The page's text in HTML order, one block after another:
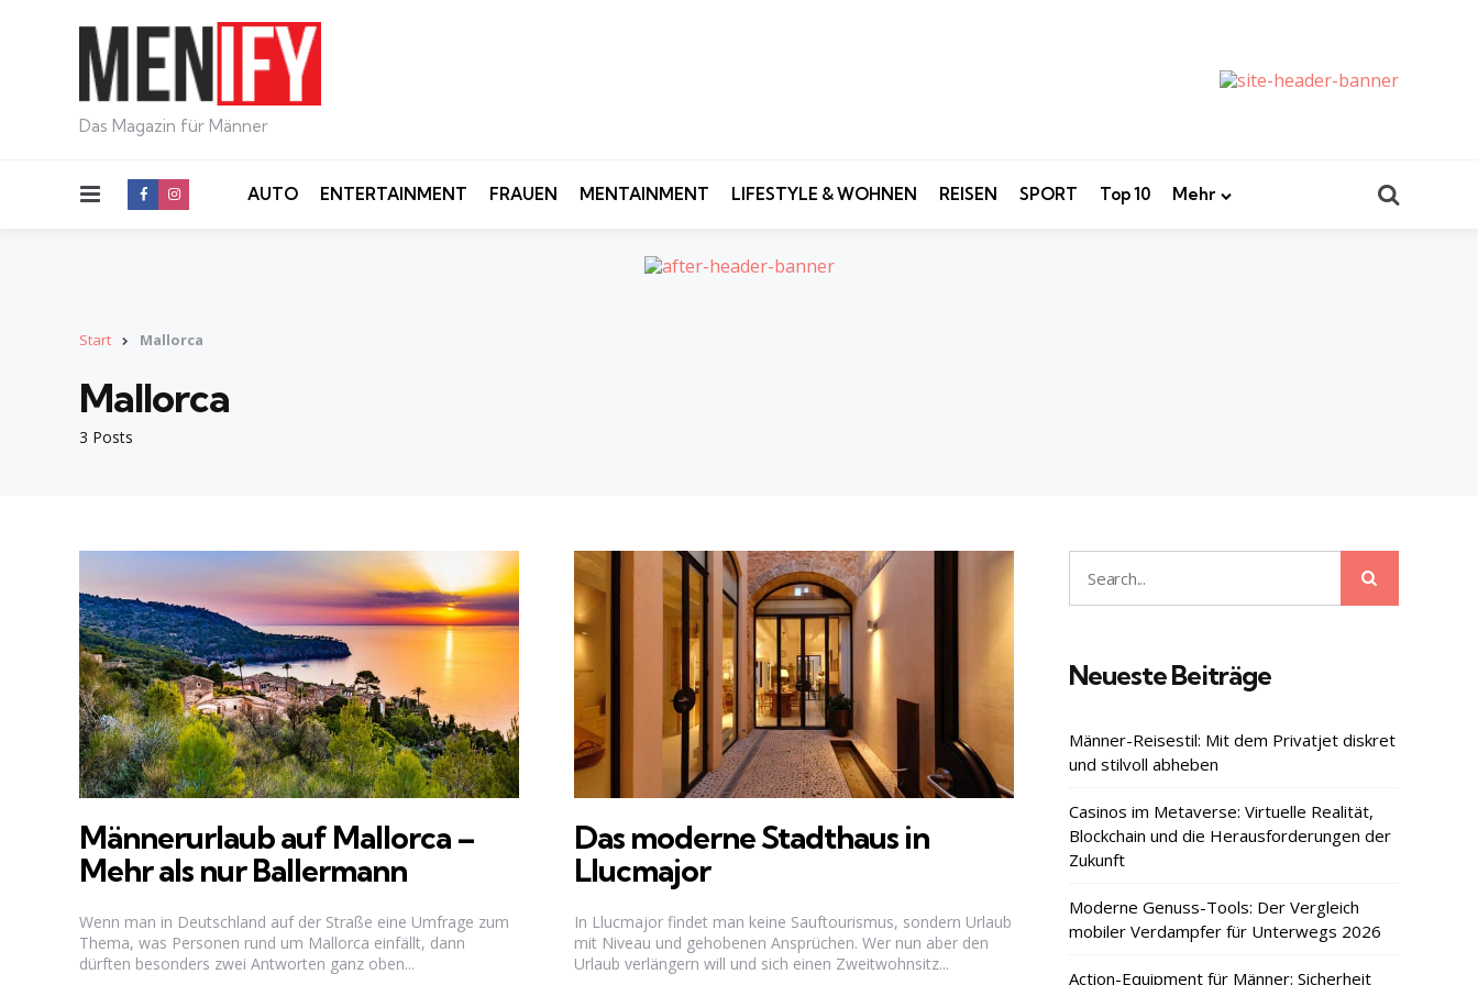
Das Magazin für Männer
Menu AUTO ENTERTAINMENT FRAUEN MENTAINMENT LIFESTYLE & WOHNEN REISEN SPORT Top 10 Mehr
Start Mallorca
3 Posts
Mallorca
Männerurlaub auf Mallorca –
Mehr als nur Ballermann
Wenn man in Deutschland auf der Straße eine Umfrage zum
Thema, was Personen rund um Mallorca einfällt, dann
dürften besonders zwei Antworten ganz oben...
Das moderne Stadthaus in
Llucmajor
In Llucmajor findet man keine Sauftourismus, sondern Urlaub
mit Niveau und gehobenen Ansprüchen. Wer nun aber den
Urlaub verlängern will und sich einen Zweitwohnsitz...
Search
for:
Neueste Beiträge
Männer-Reisestil: Mit dem Privatjet diskret
und stilvoll abheben
Casinos im Metaverse: Virtuelle Realität,
Blockchain und die Herausforderungen der
Zukunft
Moderne Genuss-Tools: Der Vergleich
mobiler Verdampfer für Unterwegs 2026
Action-Equipment für Männer: Sicherheit